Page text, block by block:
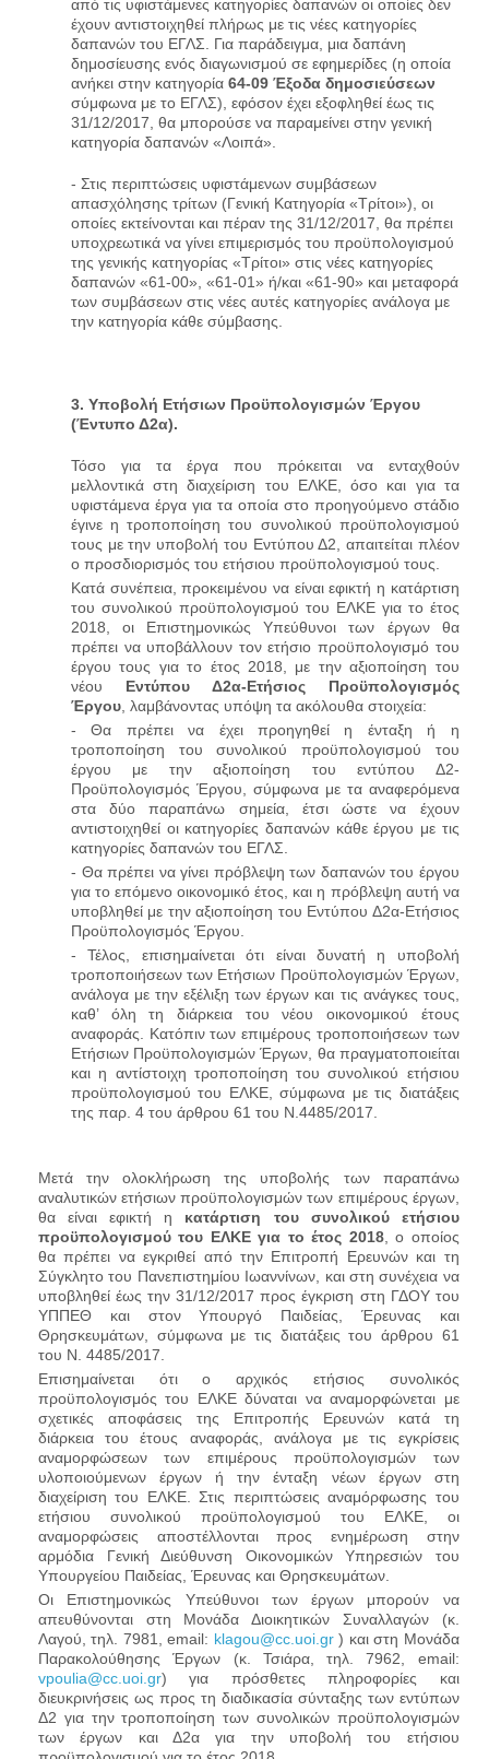
από τις υφιστάμενες κατηγορίες δαπανών οι οποίες δεν
έχουν αντιστοιχηθεί πλήρως με τις νέες κατηγορίες
δαπανών του ΕΓΛΣ. Για παράδειγμα, μια δαπάνη
δημοσίευσης ενός διαγωνισμού σε εφημερίδες (η οποία
ανήκει στην κατηγορία 64-09 Έξοδα δημοσιεύσεων
σύμφωνα με το ΕΓΛΣ), εφόσον έχει εξοφληθεί έως τις
31/12/2017, θα μπορούσε να παραμείνει στην γενική
κατηγορία δαπανών «Λοιπά».
- Στις περιπτώσεις υφιστάμενων συμβάσεων
απασχόλησης τρίτων (Γενική Κατηγορία «Τρίτοι»), οι
οποίες εκτείνονται και πέραν της 31/12/2017, θα πρέπει
υποχρεωτικά να γίνει επιμερισμός του προϋπολογισμού
της γενικής κατηγορίας «Τρίτοι» στις νέες κατηγορίες
δαπανών «61-00», «61-01» ή/και «61-90» και μεταφορά
των συμβάσεων στις νέες αυτές κατηγορίες ανάλογα με
την κατηγορία κάθε σύμβασης.
3. Υποβολή Ετήσιων Προϋπολογισμών Έργου
(Έντυπο Δ2α).
Τόσο για τα έργα που πρόκειται να ενταχθούν
μελλοντικά στη διαχείριση του ΕΛΚΕ, όσο και για τα
υφιστάμενα έργα για τα οποία στο προηγούμενο στάδιο
έγινε η τροποποίηση του συνολικού προϋπολογισμού
τους με την υποβολή του Εντύπου Δ2, απαιτείται πλέον
ο προσδιορισμός του ετήσιου προϋπολογισμού τους.
Κατά συνέπεια, προκειμένου να είναι εφικτή η κατάρτιση
του συνολικού προϋπολογισμού του ΕΛΚΕ για το έτος
2018, οι Επιστημονικώς Υπεύθυνοι των έργων θα
πρέπει να υποβάλλουν τον ετήσιο προϋπολογισμό του
έργου τους για το έτος 2018, με την αξιοποίηση του
νέου Εντύπου Δ2α-Ετήσιος Προϋπολογισμός
Έργου , λαμβάνοντας υπόψη τα ακόλουθα στοιχεία:
-Θα πρέπει να έχει προηγηθεί η ένταξη ή η
τροποποίηση του συνολικού προϋπολογισμού του
έργου με την αξιοποίηση του εντύπου Δ2-
Προϋπολογισμός Έργου, σύμφωνα με τα αναφερόμενα
στα δύο παραπάνω σημεία, έτσι ώστε να έχουν
αντιστοιχηθεί οι κατηγορίες δαπανών κάθε έργου με τις
κατηγορίες δαπανών του ΕΓΛΣ.
- Θα πρέπει να γίνει πρόβλεψη των δαπανών του έργου
για το επόμενο οικονομικό έτος, και η πρόβλεψη αυτή να
υποβληθεί με την αξιοποίηση του Εντύπου Δ2α-Ετήσιος
Προϋπολογισμός Έργου.
- Τέλος, επισημαίνεται ότι είναι δυνατή η υποβολή
τροποποιήσεων των Ετήσιων Προϋπολογισμών Έργων,
ανάλογα με την εξέλιξη των έργων και τις ανάγκες τους,
καθ’ όλη τη διάρκεια του νέου οικονομικού έτους
αναφοράς. Κατόπιν των επιμέρους τροποποιήσεων των
Ετήσιων Προϋπολογισμών Έργων, θα πραγματοποιείται
και η αντίστοιχη τροποποίηση του συνολικού ετήσιου
προϋπολογισμού του ΕΛΚΕ, σύμφωνα με τις διατάξεις
της παρ. 4 του άρθρου 61 του Ν.4485/2017.
Μετά την ολοκλήρωση της υποβολής των παραπάνω
αναλυτικών ετήσιων προϋπολογισμών των επιμέρους έργων,
θα είναι εφικτή η κατάρτιση του συνολικού ετήσιου
προϋπολογισμού του ΕΛΚΕ για το έτος 2018, ο οποίος
θα πρέπει να εγκριθεί από την Επιτροπή Ερευνών και τη
Σύγκλητο του Πανεπιστημίου Ιωαννίνων, και στη συνέχεια να
υποβληθεί έως την 31/12/2017 προς έγκριση στη ΓΔΟΥ του
ΥΠΠΕΘ και στον Υπουργό Παιδείας, Έρευνας και
Θρησκευμάτων, σύμφωνα με τις διατάξεις του άρθρου 61
του Ν. 4485/2017.
Επισημαίνεται ότι ο αρχικός ετήσιος συνολικός
προϋπολογισμός του ΕΛΚΕ δύναται να αναμορφώνεται με
σχετικές αποφάσεις της Επιτροπής Ερευνών κατά τη
διάρκεια του έτους αναφοράς, ανάλογα με τις εγκρίσεις
αναμορφώσεων των επιμέρους προϋπολογισμών των
υλοποιούμενων έργων ή την ένταξη νέων έργων στη
διαχείριση του ΕΛΚΕ. Στις περιπτώσεις αναμόρφωσης του
ετήσιου συνολικού προϋπολογισμού του ΕΛΚΕ, οι
αναμορφώσεις αποστέλλονται προς ενημέρωση στην
αρμόδια Γενική Διεύθυνση Οικονομικών Υπηρεσιών του
Υπουργείου Παιδείας, Έρευνας και Θρησκευμάτων.
Οι Επιστημονικώς Υπεύθυνοι των έργων μπορούν να
απευθύνονται στη Μονάδα Διοικητικών Συναλλαγών (κ.
Λαγού, τηλ. 7981,email: klagou@cc.uoi.gr) και στη Μονάδα
Παρακολούθησης Έργων (κ. Τσιάρα, τηλ. 7962, email:
vpoulia@cc.uoi.gr) για πρόσθετες πληροφορίες και
διευκρινήσεις ως προς τη διαδικασία σύνταξης των εντύπων
Δ2 για την τροποποίηση των συνολικών προϋπολογισμών
των έργων και Δ2α για την υποβολή του ετήσιου